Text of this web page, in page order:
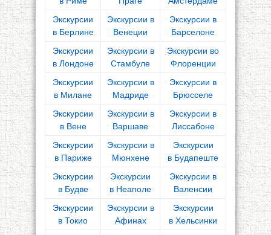
Экскурсии
в Берлине
Экскурсии в
Венеции
Экскурсии в
Барселоне
Экскурсии
в Лондоне
Экскурсии в
Стамбуле
Экскурсии во
Флоренции
Экскурсии
в Милане
Экскурсии в
Мадриде
Экскурсии в
Брюсселе
Экскурсии
в Вене
Экскурсии в
Варшаве
Экскурсии в
Лиссабоне
Экскурсии
в Париже
Экскурсии в
Мюнхене
Экскурсии
в Будапеште
Экскурсии
в Будве
Экскурсии
в Неаполе
Экскурсии в
Валенсии
Экскурсии
в Токио
Экскурсии в
Афинах
Экскурсии
в Хельсинки